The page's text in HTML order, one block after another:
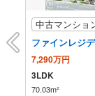
オーレ京都円町
中古マンショ
7,290万円
3LDK
70.03m²